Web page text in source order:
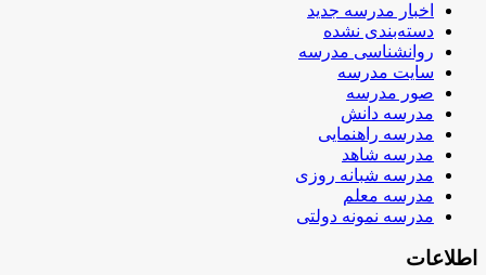
اخبار مدرسه جدید
دسته‌بندی نشده
روانشناسی مدرسه
سایت مدرسه
صور مدرسه
مدرسه دانش
مدرسه راهنمایی
مدرسه شاهد
مدرسه شبانه روزی
مدرسه معلم
مدرسه نمونه دولتی
اطلاعات